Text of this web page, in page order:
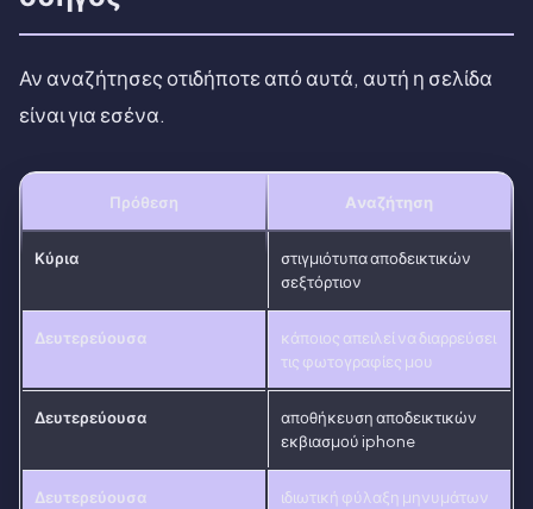
Αν αναζήτησες οτιδήποτε από αυτά, αυτή η σελίδα
είναι για εσένα.
Πρόθεση Αναζήτηση
Κύρια
στιγμιότυπα αποδεικτικών
σεξτόρτιον
Δευτερεύουσα
κάποιος απειλεί να διαρρεύσει
τις φωτογραφίες μου
Δευτερεύουσα
αποθήκευση αποδεικτικών
εκβιασμού iphone
Δευτερεύουσα
ιδιωτική φύλαξη μηνυμάτων